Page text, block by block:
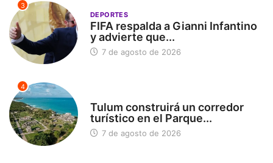
3
DEPORTES
FIFA respalda a Gianni Infantino
y advierte que...
7 de agosto de 2026
4
Tulum construirá un corredor
turístico en el Parque...
7 de agosto de 2026